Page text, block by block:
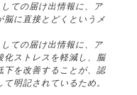
ての届け出情報に、ア
脳に直接とどくというメ
ての届け出情報に、ア
化ストレスを軽減し、脳
下を改善することが、認
明記されているため。